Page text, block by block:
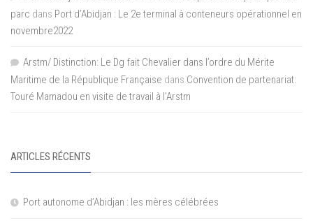
parc dans Port d’Abidjan : Le 2e terminal à conteneurs opérationnel en
novembre2022
Arstm/ Distinction: Le Dg fait Chevalier dans l’ordre du Mérite
Maritime de la République Française dans Convention de partenariat:
Touré Mamadou en visite de travail à l’Arstm
ARTICLES RÉCENTS
Port autonome d’Abidjan : les mères célébrées